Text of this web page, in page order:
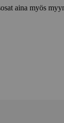
aina myös